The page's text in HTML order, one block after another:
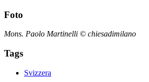
Foto
Mons. Paolo Martinelli © chiesadimilano
Tags
Svizzera